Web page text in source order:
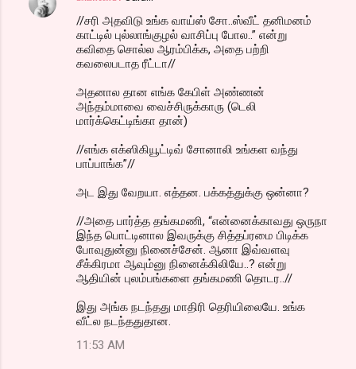
//சரி அதவிடு உங்க வாய்ஸ் சோ..ஸ்வீட் தனிமனம்
காட்டில் புல்லாங்குழல் வாசிப்பு போல..” என்று
கவிதை சொல்ல ஆரம்பிக்க, அதை பற்றி
கவலைபடாத ரீட்டா//
அதனால தான எங்க கேபிள் அண்ணன்
அந்தம்மாவை வைச்சிருக்காரு (டெலி
மார்க்கெட்டிங்கா தான்)
//எங்க எக்ஸிகியூட்டிவ் சோனாலி உங்கள வந்து
பாப்பாங்க”//
அட இது வேறயா. எத்தன. பக்கத்துக்கு ஒன்னா?
//அதை பார்த்த தங்கமணி, “என்னைக்காவது ஒருநா
இந்த பொட்டினால இவருக்கு சித்தப்ரமை பிடிக்க
போவுதுன்னு நினைச்சேன். ஆனா இவ்வளவு
சீக்கிரமா ஆவும்னு நினைக்கிலியே..? என்று
ஆதியின் புலம்பங்களை தங்கமணி தொடர..//
இது அங்க நடந்தது மாதிரி தெரியிலையே. உங்க
வீட்ல நடந்ததுதான.
11:53 AM